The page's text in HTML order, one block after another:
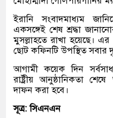
ইরানি সংবাদমাধ্যম
একসঙ্গেই শেষ শ্রদ্ধা
মুসল্লাহতে রাখা হয়েছে।
ছোট কফিনটি উপস্থিত সবার
আগামী কয়েক দিন
রাষ্ট্রীয় আনুষ্ঠানিকতা
দাফন করা হবে।
সূত্র: সিএনএন